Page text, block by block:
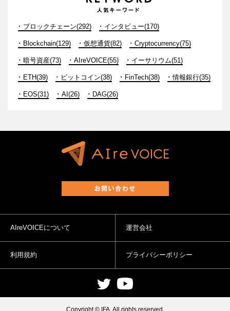
ブロックチェーン(292) インタビュー(170)
Blockchain(129) 仮想通貨(82) Cryptocurrency(75)
暗号資産(73) AIreVOICE(55) イーサリウム(51)
ETH(39) ビットコイン(38) FinTech(38) 情報銀行(35)
EOS(31) AI(26) DAG(26)
AIreVOICEについて 運営会社
利用規約 プライバシーポリシー